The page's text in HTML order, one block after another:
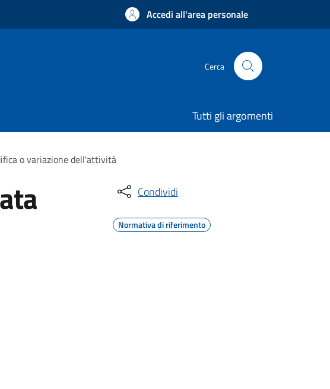
Accedi all'area personale
Cerca
Tutti gli argomenti
o variazione dell'attività
Condividi
Normativa di riferimento